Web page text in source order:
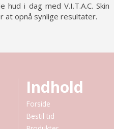
i dag med V.I.T.A.C. Skin
at opnå synlige resultater.
Indhold
Forside
Bestil tid